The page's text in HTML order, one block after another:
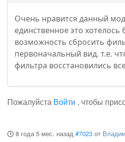
Очень нравится данный
единственное это
возможность сбросить
первоначальный вид. т.е.
фильтра восстановились
Пожалуйста Войти , чтобы
8 года 5 мес. назад #7023 от